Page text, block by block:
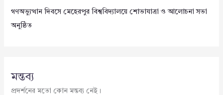
গণঅভ্যুত্থান দিবসে মেহেরপুর বিশ্ববিদ্যালয়ে শোভাযাত্রা ও আলোচনা সভা
অনুষ্ঠিত
মন্তব্য
প্রদর্শনের মতো কোন মন্তব্য নেই।